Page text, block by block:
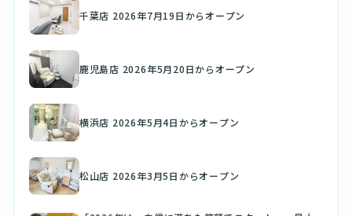
千葉店 2026年7月19日からオープン
鹿児島店 2026年5月20日からオープン
横浜店 2026年5月4日からオープン
松山店 2026年3月5日からオープン